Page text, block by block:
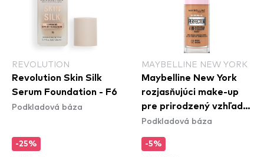
REVOLUTION
Revolution Skin Silk
Serum Foundation - F6
Podkladová báza
-25%
MAYBELLINE NEW YORK
Maybelline New York
rozjasňujúci make-up
pre prirodzený vzhľad -
Instant Perfector 4in1
Podkladová báza
-5%